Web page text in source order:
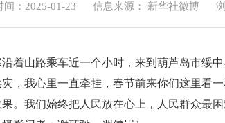
间：2025-01-23 信息来源： 新华社微博
山路乘车近一个小时，来到葫芦岛市绥
，我心里一直牵挂，春节前来你们这里看
。我们始终把人民放在心上，人民群众最